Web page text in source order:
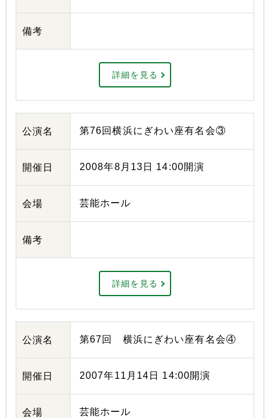
備考
詳細を見る
公演名 第76回横浜にぎわい座有名会③
開催日 2008年8月13日 14:00開演
会場 芸能ホール
備考
詳細を見る
公演名 第67回 横浜にぎわい座有名会④
開催日 2007年11月14日 14:00開演
会場 芸能ホール